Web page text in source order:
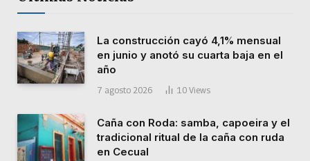
La construcción cayó 4,1% mensual
en junio y anotó su cuarta baja en el
año
7 agosto 2026 10 Views
Caña con Roda: samba, capoeira y el
tradicional ritual de la caña con ruda
en Cecual